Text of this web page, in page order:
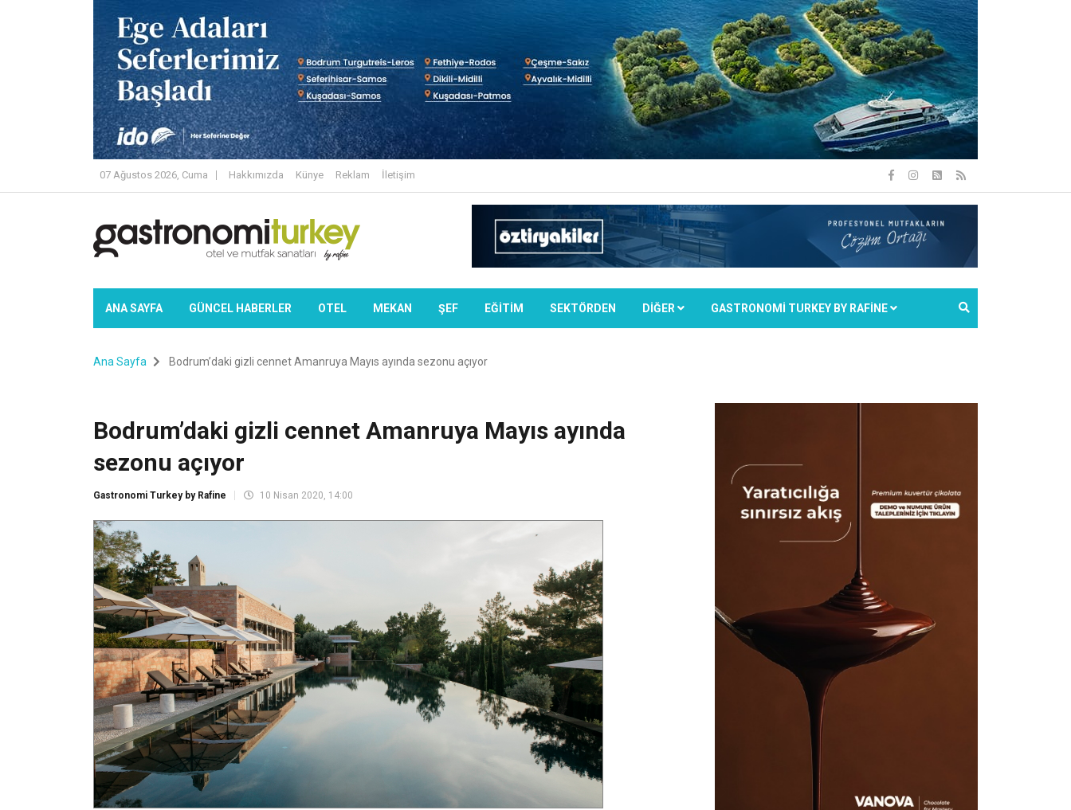
07 Ağustos 2026, Cuma Hakkımızda Künye Reklam İletişim
ANA SAYFA GÜNCEL HABERLER OTEL MEKAN ŞEF EĞİTİM SEKTÖRDEN DIĞER GASTRONOMİ TURKEY BY RAFİNE
Ana Sayfa Bodrum’daki gizli cennet Amanruya Mayıs ayında sezonu açıyor
Bodrum’daki gizli cennet Amanruya Mayıs ayında
sezonu açıyor
Gastronomi Turkey by Rafine 10 Nisan 2020, 14:00